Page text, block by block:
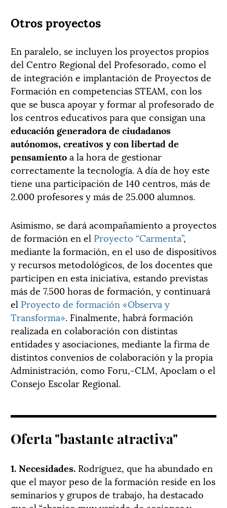
Otros proyectos
En paralelo, se incluyen los proyectos propios
del Centro Regional del Profesorado, como el
de integración e implantación de Proyectos de
Formación en competencias STEAM, con los
que se busca apoyar y formar al profesorado de
los centros educativos para que consigan una
educación generadora de ciudadanos
autónomos, creativos y con libertad de
pensamientoa la hora de gestionar
correctamente la tecnología. A día de hoy este
tiene una participación de 140 centros, más de
2.000 profesores y más de 25.000 alumnos.
Asimismo, se dará acompañamiento a proyectos
de formación en el Proyecto “Carmenta”,
mediante la formación, en el uso de dispositivos
y recursos metodológicos, de los docentes que
participen en esta iniciativa, estando previstas
más de 7.500 horas de formación, y continuará
el Proyecto de formación «Observa y
Transforma». Finalmente, habrá formación
realizada en colaboración con distintas
entidades y asociaciones, mediante la firma de
distintos convenios de colaboración y la propia
Administración, como Foru,-CLM, Apoclam o el
Consejo Escolar Regional.
Oferta "bastante atractiva"
1. Necesidades. Rodríguez, que ha abundado en
que el mayor peso de la formación reside en los
seminarios y grupos de trabajo, ha destacado